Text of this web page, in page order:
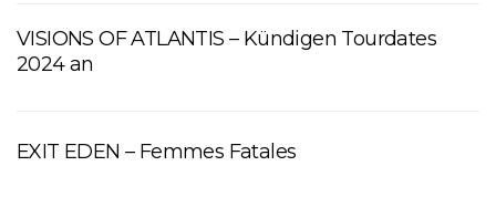
VISIONS OF ATLANTIS – Kündigen Tourdates
2024 an
EXIT EDEN – Femmes Fatales